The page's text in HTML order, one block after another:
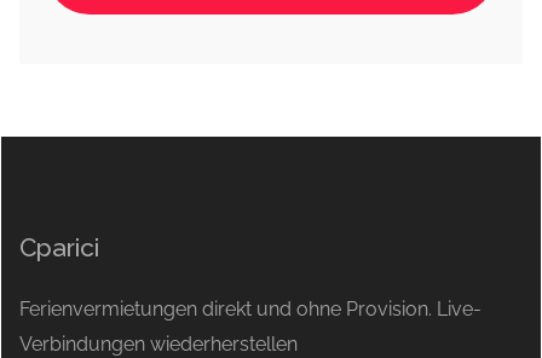
Cparici
Ferienvermietungen direkt und ohne Provision. Live-
Verbindungen wiederherstellen